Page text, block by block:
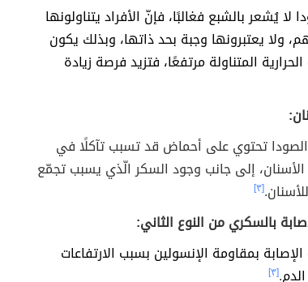
لا يُشعر بالشبع فغالبًا، فإنّ الأفراد يتناولونها
ولا يعتبرونها وجبة بحد ذاتها، وبذلك يكون
المتناولة مرتفعًا، فتزيد فرصة زيادة
تحتوي على أحماض قد تسبب تآكلًا في
إلى جانب وجود السكر الّذي يسبب تجمّع
[٣]
بالسكري من النوع الثاني:
بمقاومة الإنسولين بسبب الارتفاعات
.[٣]